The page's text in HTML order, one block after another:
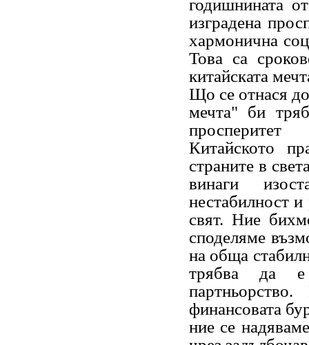
годишнината
изградена
хармонична
Това са
китайската
Що се отнася
мечта" би
просперитет
Китайското
страните в
винаги
нестабилност
свят. Ние
споделяме
на обща
трябва да е
финансовата
ние се